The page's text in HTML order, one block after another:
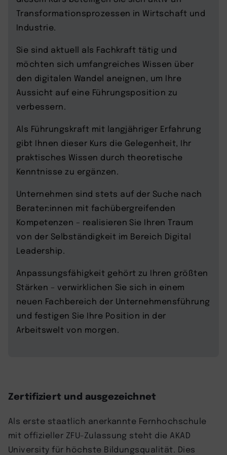
Transformationsprozessen in Wirtschaft und
Industrie.
Sie sind aktuell als Fachkraft tätig und
möchten sich umfangreiches Wissen über
den digitalen Wandel aneignen, um Ihre
Aussicht auf eine Führungsposition zu
verbessern.
Als Führungskraft mit langjähriger Erfahrung
gibt Ihnen dieser Kurs die Gelegenheit, Ihr
praktisches Wissen durch theoretische
Kenntnisse zu ergänzen.
Unternehmen sind stets auf der Suche nach
Berater:innen mit fachübergreifenden
Kompetenzen – realisieren Sie Ihren Traum
von der Selbständigkeit im Bereich Digital
Leadership.
Anpassungsfähigkeit gehört zu Ihren größten
Stärken – verwirklichen Sie sich in einem
neuen Fachbereich der Unternehmensführung
und festigen Sie Ihre Position in der
Arbeitswelt von morgen.
Zertifiziert und ausgezeichnet
Als erste staatlich anerkannte Fernhochschule
mit offizieller ZFU-Zulassung steht die AKAD
University für höchste Bildungsqualität. Dies